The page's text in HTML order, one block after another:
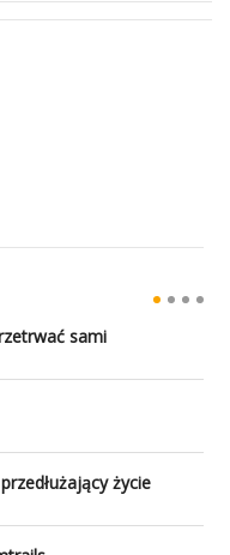
sami
życie